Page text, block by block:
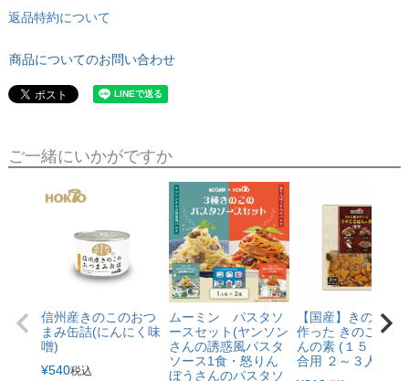
返品特約について
商品についてのお問い合わせ
ご一緒にいかがですか
信州産きのこのおつ
まみ缶詰(にんにく味
噌)
¥540税込
ムーミン パスタソ
ースセット(ヤンソン
さんの誘惑風パスタ
ソース1食・怒りん
ぼうさんのパスタソ
【国産】きのこ屋
作った きのこ ごは
んの素 (１５０g ２
合用 ２～３人前)